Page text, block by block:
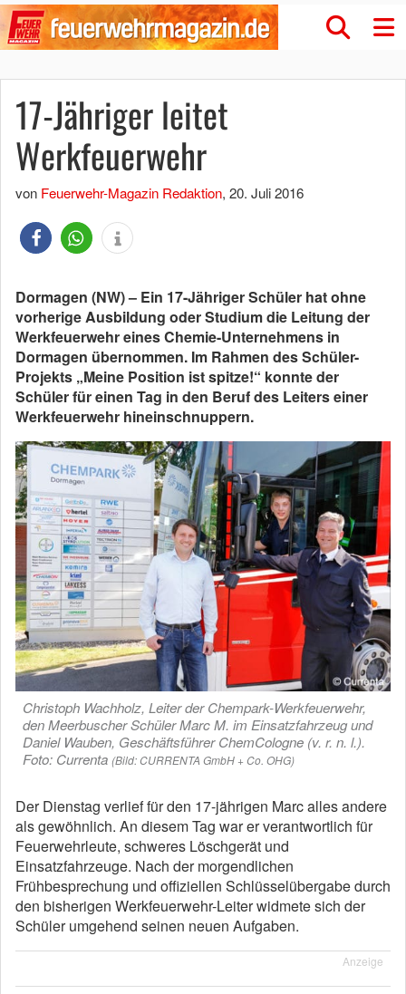
17-Jähriger leitet
Werkfeuerwehr
von Feuerwehr-Magazin Redaktion, 20. Juli 2016
Dormagen (NW) – Ein 17-Jähriger Schüler hat ohne
vorherige Ausbildung oder Studium die Leitung der
Werkfeuerwehr eines Chemie-Unternehmens in
Dormagen übernommen. Im Rahmen des Schüler-
Projekts „Meine Position ist spitze!“ konnte der
Schüler für einen Tag in den Beruf des Leiters einer
Werkfeuerwehr hineinschnuppern.
Christoph Wachholz, Leiter der Chempark-Werkfeuerwehr,
den Meerbuscher Schüler Marc M. im Einsatzfahrzeug und
Daniel Wauben, Geschäftsführer ChemCologne (v. r. n. l.).
Foto: Currenta (Bild: CURRENTA GmbH + Co. OHG)
Der Dienstag verlief für den 17-jährigen Marc alles andere
als gewöhnlich. An diesem Tag war er verantwortlich für
Feuerwehrleute, schweres Löschgerät und
Einsatzfahrzeuge. Nach der morgendlichen
Frühbesprechung und offiziellen Schlüsselübergabe durch
den bisherigen Werkfeuerwehr-Leiter widmete sich der
Schüler umgehend seinen neuen Aufgaben.
Anzeige